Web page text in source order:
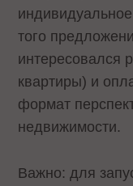
того
интересовался
квартиры) и
формат
недвижимости.
Важно: для